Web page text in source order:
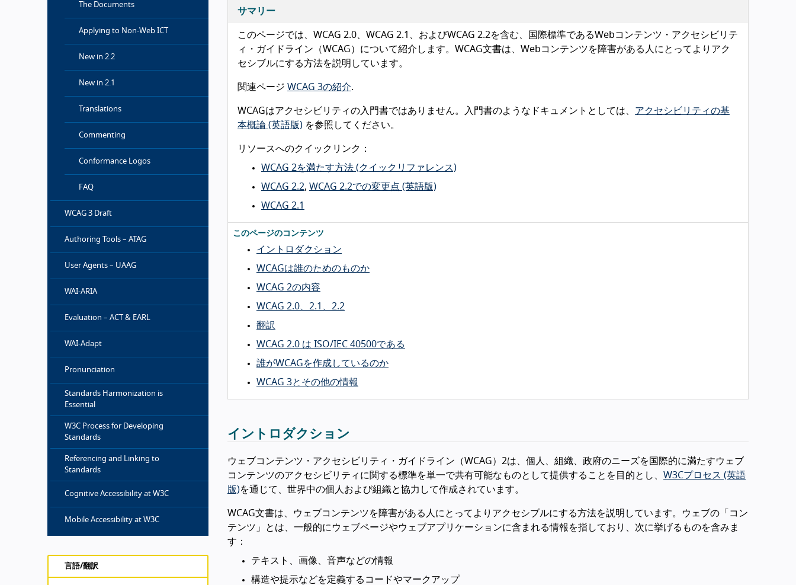
The Documents
Applying to Non-Web ICT
New in 2.2
New in 2.1
Translations
Commenting
Conformance Logos
FAQ
WCAG 3 Draft
Authoring Tools – ATAG
User Agents – UAAG
WAI-ARIA
Evaluation – ACT & EARL
WAI-Adapt
Pronunciation
Standards Harmonization is
Essential
W3C Process for Developing
Standards
Referencing and Linking to
Standards
Cognitive Accessibility at W3C
Mobile Accessibility at W3C
言語/翻訳
サマリー
このページでは、WCAG 2.0、WCAG 2.1、およびWCAG 2.2を含む、国際標準であるWebコンテンツ・アクセシビリテ
ィ・ガイドライン（WCAG）について紹介します。WCAG文書は、Webコンテンツを障害がある人にとってよりアク
セシブルにする方法を説明しています。
関連ページ WCAG 3の紹介.
WCAGはアクセシビリティの入門書ではありません。入門書のようなドキュメントとしては、 アクセシビリティの基
本概論 (英語版) を参照してください。
リソースへのクイックリンク：
WCAG 2を満たす方法 (クイックリファレンス)
WCAG 2.2, WCAG 2.2での変更点 (英語版)
WCAG 2.1
このページのコンテンツ
イントロダクション
WCAGは誰のためのものか
WCAG 2の内容
WCAG 2.0、2.1、2.2
翻訳
WCAG 2.0 は ISO/IEC 40500である
誰がWCAGを作成しているのか
WCAG 3とその他の情報
イントロダクション
ウェブコンテンツ・アクセシビリティ・ガイドライン（WCAG）2は、個人、組織、政府のニーズを国際的に満たすウェブ
コンテンツのアクセシビリティに関する標準を単一で共有可能なものとして提供することを目的とし、 W3Cプロセス (英語
版)を通じて、世界中の個人および組織と協力して作成されています。
WCAG文書は、ウェブコンテンツを障害がある人にとってよりアクセシブルにする方法を説明しています。ウェブの「コン
テンツ」とは、一般的にウェブページやウェブアプリケーションに含まれる情報を指しており、次に挙げるものを含みま
す：
テキスト、画像、音声などの情報
構造や提示などを定義するコードやマークアップ